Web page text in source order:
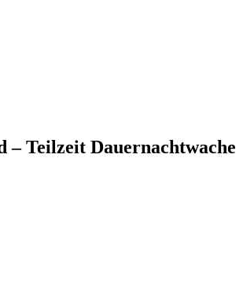
Teilzeit Dauernachtwache